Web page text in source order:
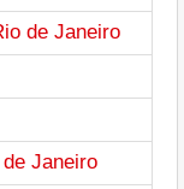
de Janeiro
Janeiro